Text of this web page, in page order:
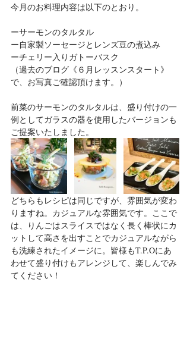
今月のお料理内容は以下のとおり。
ーサーモンのタルタル
ー自家製ソーセージとレンズ豆の煮込み
ーチェリー入りガトーバスク
（過去のブログ《６月レッスンスタート》
で、お写真ご確認頂けます。）
前菜のサーモンのタルタルは、盛り付けの一
例としてガラスの器を使用したバージョンも
ご提案いたしました。
どちらもレシピは同じですが、雰囲気が変わ
りますね。カジュアルな雰囲気です。ここで
は、りんごはスライスではなく長く棒状にカ
ットして高さを出すことでカジュアルながら
も洗練されたイメージに。皆様もT.P.Oにあ
わせて盛り付けもアレンジして、楽しんでみ
てください！